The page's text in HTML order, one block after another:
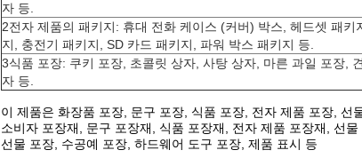
자 등.
2전자 제품의 패키지: 휴대 전화 케이스 (커버) 박스, 헤드셋 패키
지, 충전기 패키지, SD 카드 패키지, 파워 박스 패키지 등.
3식품 포장: 쿠키 포장, 초콜릿 상자, 사탕 상자, 마른 과일 포장,
자 등.
이 제품은 화장품 포장, 문구 포장, 식품 포장, 전자 제품 포장, 선
소비자 포장재, 문구 포장재, 식품 포장재, 전자 제품 포장재, 선
선물 포장, 수공예 포장, 하드웨어 도구 포장, 제품 표시 등